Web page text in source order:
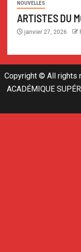
NOUVELLES
ARTISTES DU
janvier 27, 2026
Copyright © All rights
ACADÉMIQUE